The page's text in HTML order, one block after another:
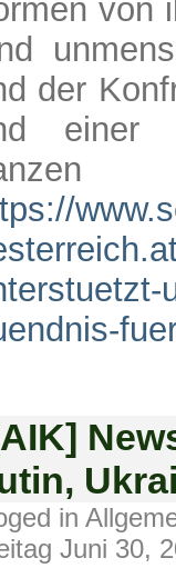
von
der
einer
in
Juni 30,